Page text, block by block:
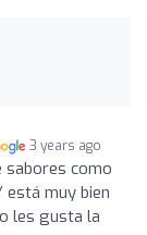
3 years ago
sabores como
está muy bien
les gusta la